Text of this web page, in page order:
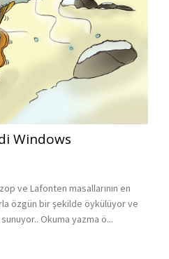
Windows
ve Lafonten masallarının en
özgün bir şekilde öykülüyor ve
Okuma yazma ö...